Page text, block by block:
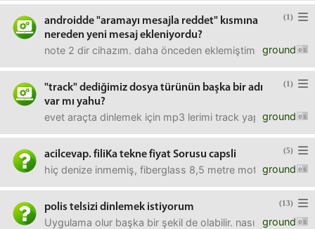
(1)
androidde "aramayı mesajla reddet" kısmına
nereden yeni mesaj ekleniyordu?
ground
note 2 dir cihazım. daha önceden eklemiştim ama
(1)
"track" dediğimiz dosya türünün başka bir adı
var mı yahu?
ground
evet araçta dinlemek için mp3 lerimi track yapacağım
(5)
acilcevap. filiKa tekne fiyat Sorusu capsli
ground
hiç denize inmemiş, fiberglass 8,5 metre motorsuz filika
(13)
polis telsizi dinlemek istiyorum
ground
Uygulama olur başka bir şekil de olabilir. nasıl yapalım